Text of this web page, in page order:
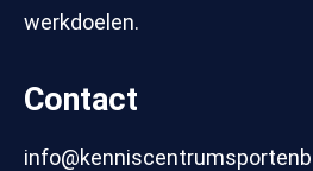
werkdoelen.
Contact